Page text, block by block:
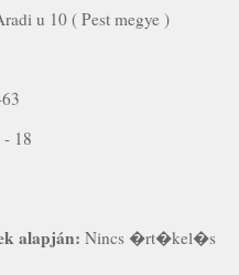
u 10 ( Pest megye )
18
alapján: Nincs �rt�kel�s